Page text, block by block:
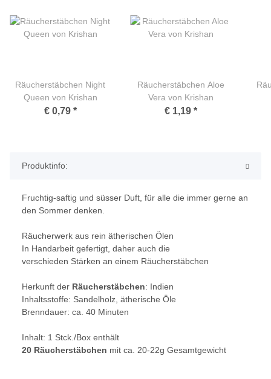
Produktinfo:
Fruchtig-saftig und süsser Duft, für alle die immer gerne an
den Sommer denken.
Räucherwerk aus rein ätherischen Ölen
In Handarbeit gefertigt, daher auch die
verschieden Stärken an einem Räucherstäbchen
Herkunft der Räucherstäbchen: Indien
Inhaltsstoffe: Sandelholz, ätherische Öle
Brenndauer: ca. 40 Minuten
Inhalt: 1 Stck./Box enthält
20 Räucherstäbchen mit ca. 20-22g Gesamtgewicht
Räucherstäbchen Night
Queen von Krishan
€ 0,79 *
Räucherstäbchen Aloe
Vera von Krishan
€ 1,19 *